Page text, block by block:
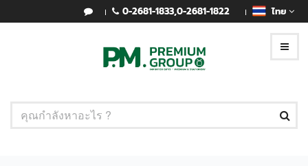
0-2681-1833,0-2681-1822 ไทย